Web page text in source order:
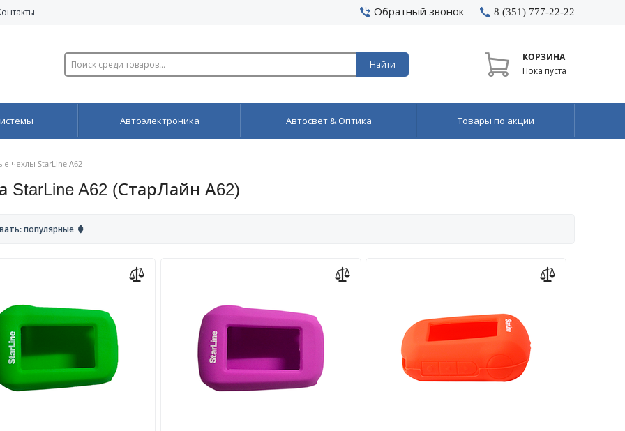
Обратный звонок 8 (351) 777-22-22
Найти
КОРЗИНА
Пока пуста
Автоэлектроника Автосвет & Оптика Товары по акции
чехлы StarLine A62
A62 (СтарЛайн А62)
популярные